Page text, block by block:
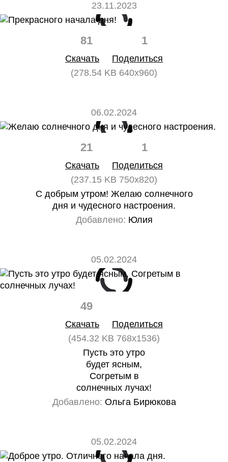
23.11.2023
81 1
Скачать
Поделиться
(278.54 KB 640x960)
06.02.2024
21 1
Скачать
Поделиться
(237.15 KB 750x820)
С добрым утром! Желаю солнечного
дня и чудесного настроения.
Добавлено: Юлия
05.02.2024
49
Скачать
Поделиться
(454.32 KB 768x1536)
Пусть это утро
будет ясным,
Согретым в
солнечных лучах!
Добавлено: Ольга Бирюкова
05.02.2024